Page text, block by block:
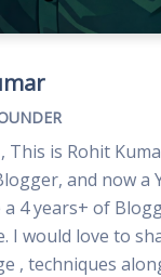
This is Rohit
and now a
a 4 years+ of
I would love to
, techniques